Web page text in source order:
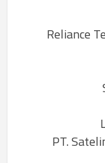
404 09,18,36,50,52,67,85
51001 –